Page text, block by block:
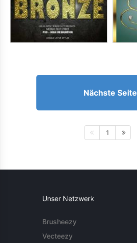
Nächste Seite
1
Unser Netzwerk
Brusheezy
Vecteezy